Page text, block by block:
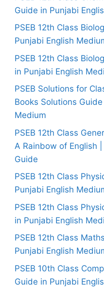
Guide in Punjabi
PSEB 12th Class
Punjabi English
PSEB 12th Class
in Punjabi English
PSEB Solutions for
Books Solutions
Medium
PSEB 12th Class
A Rainbow of English
Guide
PSEB 12th Class
Punjabi English
PSEB 12th Class
in Punjabi English
PSEB 12th Class
Punjabi English
PSEB 10th Class
Guide in Punjabi